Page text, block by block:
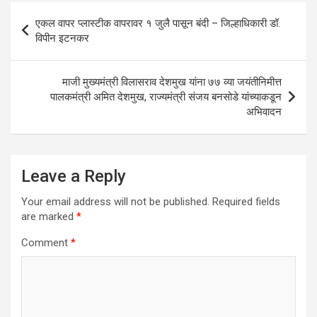
p
p
o
k
navigation
एकल वापर प्लास्टीक वापरावर १ जुलै पासून बंदी – जिल्हाधिकारी डॉ.
विपीन इटनकर
माजी मुख्यमंत्री विलासराव देशमुख यांना ७७ व्या जयंतीनिमीत्त
पालकमंत्री अमित देशमुख, राज्यमंत्री संजय बनसोडे यांच्याकडून
अभिवादन
Leave a Reply
Your email address will not be published. Required fields
are marked *
Comment *